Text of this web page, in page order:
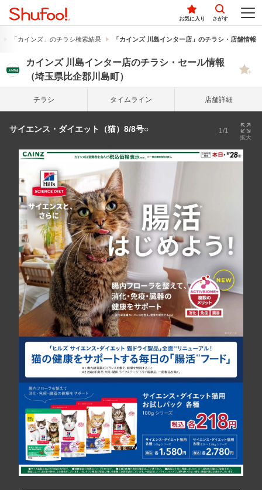
お気に入り さがす
「カインズ」のチラシ検索結果 「カインズ 川島インター店」のチラシ・店舗情報
カインズ 川島インター店のチラシ・セール情報
（埼玉県比企郡川島町）
チラシ タイム ライン 店舗詳細
サイエンス・ダイエット（猫）8/8号○ 1/1
拡大